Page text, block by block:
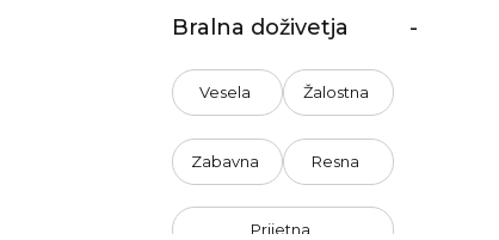
Bralna doživetja -
Vesela Žalostna
Zabavna Resna
Prijetna